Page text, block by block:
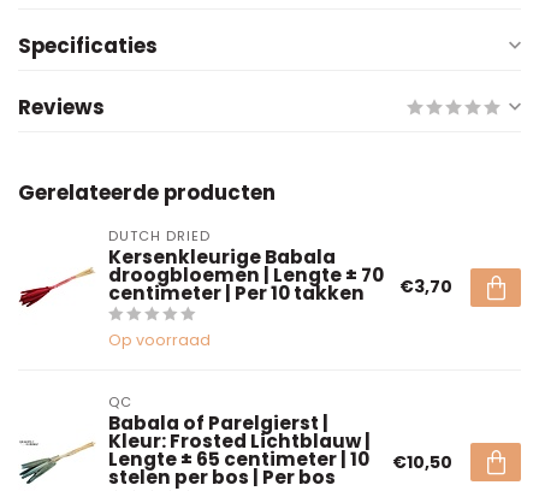
Specificaties
Reviews
Gerelateerde producten
DUTCH DRIED
Kersenkleurige Babala
droogbloemen | Lengte ± 70
centimeter | Per 10 takken
Op voorraad
€3,70
QC
Babala of Parelgierst |
Kleur: Frosted Lichtblauw |
Lengte ± 65 centimeter | 10
stelen per bos | Per bos
€10,50